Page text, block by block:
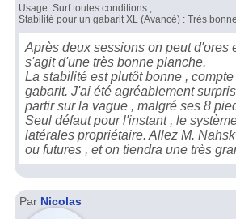
Usage: Surf toutes conditions ;
Stabilité pour un gabarit XL (Avancé) : Très bonne
Après deux sessions on peut d'ores
s'agit d'une très bonne planche.
La stabilité est plutôt bonne ,
gabarit. J'ai été agréablement
partir sur la vague , malgré ses 8
Seul défaut pour l'instant , le
latérales propriétaire. Allez M.
ou futures , et on tiendra une très
Par Nicolas